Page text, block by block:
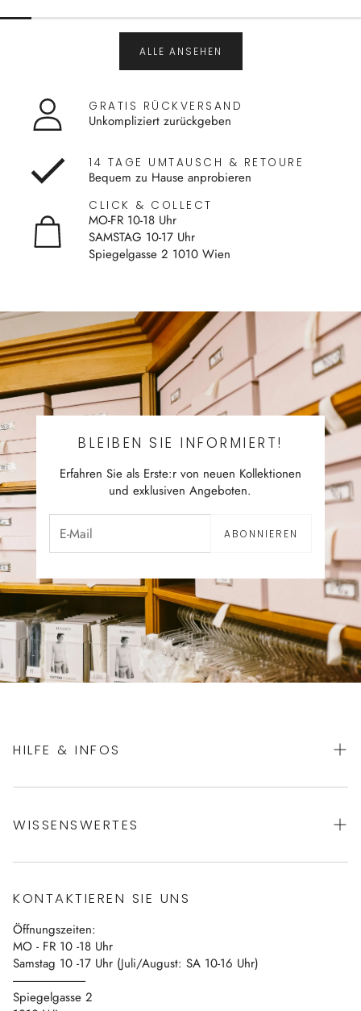
ALLE ANSEHEN
GRATIS RÜCKVERSAND
Unkompliziert zurückgeben
14 TAGE UMTAUSCH & RETOURE
Bequem zu Hause anprobieren
CLICK & COLLECT
MO-FR 10-18 Uhr
SAMSTAG 10-17 Uhr
Spiegelgasse 2 1010 Wien
BLEIBEN SIE INFORMIERT!
Erfahren Sie als Erste:r von neuen Kollektionen
und exklusiven Angeboten.
ABONNIEREN
HILFE & INFOS
Datenschutz
Impressum
Vertrag widerrufen
WISSENSWERTES
Blog
Kontakt
KONTAKTIEREN SIE UNS
Öffnungszeiten:
MO - FR 10 -18 Uhr
Samstag 10 -17 Uhr (Juli/August: SA 10-16 Uhr)
------------------------------
Spiegelgasse 2